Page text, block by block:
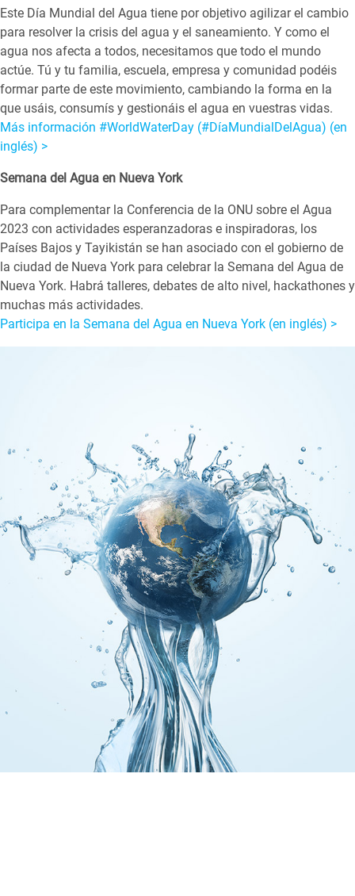
Este Día Mundial del Agua tiene por objetivo agilizar el cambio
para resolver la crisis del agua y el saneamiento. Y como el
agua nos afecta a todos, necesitamos que todo el mundo
actúe. Tú y tu familia, escuela, empresa y comunidad podéis
formar parte de este movimiento, cambiando la forma en la
que usáis, consumís y gestionáis el agua en vuestras vidas.
Más información #WorldWaterDay (#DíaMundialDelAgua) (en
inglés) >
Semana del Agua en Nueva York
Para complementar la Conferencia de la ONU sobre el Agua
2023 con actividades esperanzadoras e inspiradoras, los
Países Bajos y Tayikistán se han asociado con el gobierno de
la ciudad de Nueva York para celebrar la Semana del Agua de
Nueva York. Habrá talleres, debates de alto nivel, hackathones y
muchas más actividades.
Participa en la Semana del Agua en Nueva York (en inglés) >